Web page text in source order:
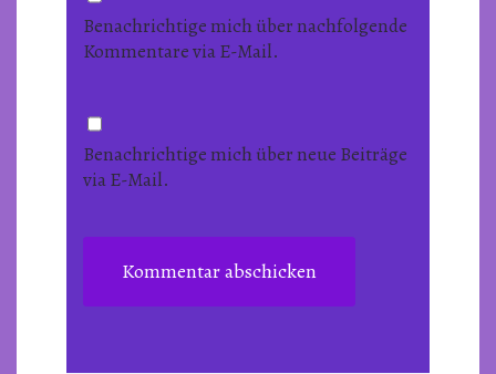
Benachrichtige mich über nachfolgende
Kommentare via E-Mail.
Benachrichtige mich über neue Beiträge
via E-Mail.